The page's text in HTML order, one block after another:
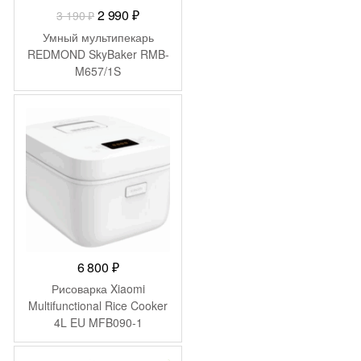
3 190₽ Первоначальная
цена
составляла
3
190 ₽.
2 990 ₽Текущая
цена:
2
Умный мультипекарь
REDMOND SkyBaker RMB-
M657/1S
6 800 ₽
Рисоварка Xiaomi
Multifunctional Rice Cooker
4L EU MFB090-1